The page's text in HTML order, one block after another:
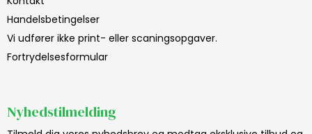
Handelsbetingelser
Vi udfører ikke print- eller scaningsopgaver.
Fortrydelsesformular
Nyhedstilmelding